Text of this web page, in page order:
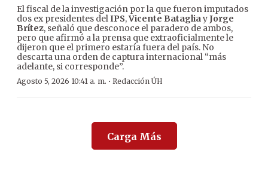
El fiscal de la investigación por la que fueron imputados
dos ex presidentes delIPS,Vicente BatagliayJorge
Brítez, señaló que desconoce el paradero de ambos,
pero que afirmó a la prensa que extraoficialmente le
dijeron que el primero estaría fuera del país. No
descarta una orden de captura internacional “más
adelante, si corresponde”.
Agosto 5, 2026 10:41 a. m. · Redacción ÚH
Carga Más